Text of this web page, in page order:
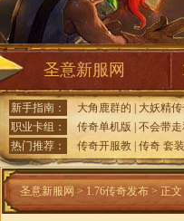
圣意新服网
新手指南： 大角鹿群的 大妖精
职业卡组：
传奇单机版 不会带走
热门推荐：
传奇开服教 传奇 套
圣意新服网 > 1.76传奇发布 > 正文